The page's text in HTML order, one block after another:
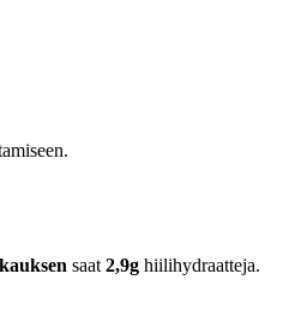
saat 2,9g hiilihydraatteja.